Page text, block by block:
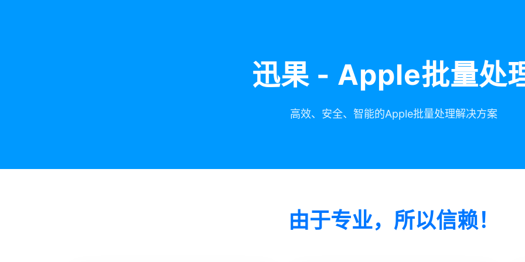
迅果 - Apple批量处
高效、安全、智能的Apple批量处理解决方案
由于专业，所以信赖！